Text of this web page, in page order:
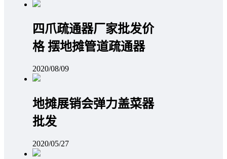
四爪疏通器厂家批发价
格 摆地摊管道疏通器
2020/08/09
地摊展销会弹力盖菜器
批发
2020/05/27